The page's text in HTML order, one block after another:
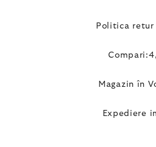
Politica retur
Magazin în
Expediere